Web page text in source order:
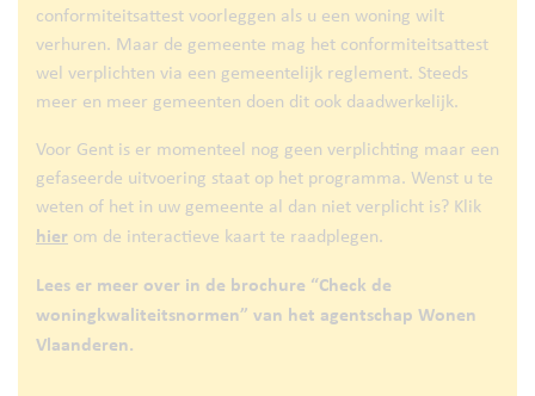
conformiteitsattest voorleggen als u een woning wilt
verhuren. Maar de gemeente mag het conformiteitsattest
wel verplichten via een gemeentelijk reglement. Steeds
meer en meer gemeenten doen dit ook daadwerkelijk.
Voor Gent is er momenteel nog geen verplichting maar een
gefaseerde uitvoering staat op het programma. Wenst u te
weten of het in uw gemeente al dan niet verplicht is? Klik
hier om de interactieve kaart te raadplegen.
Lees er meer over in de brochure “Check de
woningkwaliteitsnormen” van het agentschap Wonen
Vlaanderen.